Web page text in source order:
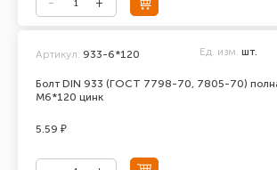
Болт DIN 933 (ГОСТ 7798-70, 7805-70)
М6*120 цинк
Артикул: 933-6*120 Ед. изм. шт.
5.59 ₽